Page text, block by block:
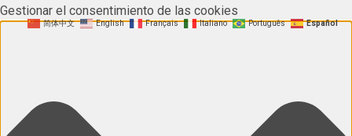
Gestionar el consentimiento de las cookies
简体中文 English Français Italiano Português Español